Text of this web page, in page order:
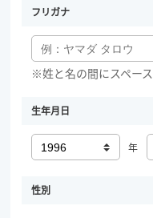
フリガナ
※姓と名の間にスペー
生年月日
年
性別